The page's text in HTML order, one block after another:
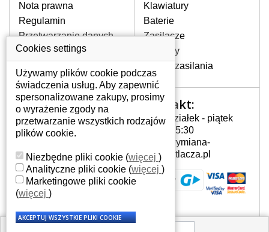
NAJWYŻSZEJ JAKOŚCI!
W naszym magazynie przez
cały okres gwarancji posiadamy
wyłącznie wysokiej jakości
oryginalne matryce klasy A+ bez
wadliwych pikseli.
JAK WYBRAĆ ODPOWIEDNI EKRAN
DO LAPTOPA ACER 5935G-644G?
Odpowiedni ekran można dobrać do
konkretnego modelu laptopa, którego
oznaczenie można znaleźć na naklejce
na spodzie laptopa lub pod baterią, bywa
również umieszczone na ramkach lub
pęknięty ekran został zdemontowany, w
Nota prawna
Regulamin
Przetwarzanie danych
osobowych
Gdzie nas znajdziesz
Klawiatury
Baterie
Zasilacze
Zawiasy
Złącza zasilania
Twoje konto
Twoje konto
Dane osobowe
Adresy
Historia zamówień
Kontakt:
Poniedziałek - piątek
7:00 - 15:30
info@wymiana-
wyswietlacza.pl
Cookies settings
Używamy plików cookie podczas
świadczenia usług. Aby zapewnić
spersonalizowane zakupy, prosimy
o wyrażenie zgody na
przetwarzanie wszystkich rodzajów
plików cookie.
Niezbędne pliki cookie (więcej )
Analityczne pliki cookie (więcej )
Marketingowe pliki cookie
(więcej )